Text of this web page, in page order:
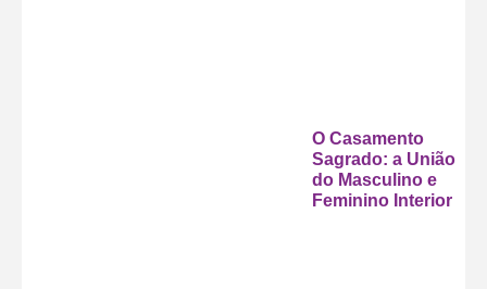
O Casamento
Sagrado: a União
do Masculino e
Feminino Interior